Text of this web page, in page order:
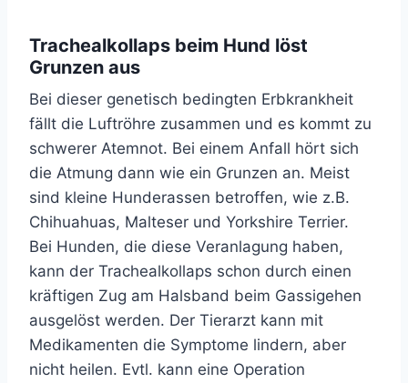
Trachealkollaps beim Hund löst
Grunzen aus
Bei dieser genetisch bedingten Erbkrankheit
fällt die Luftröhre zusammen und es kommt zu
schwerer Atemnot. Bei einem Anfall hört sich
die Atmung dann wie ein Grunzen an. Meist
sind kleine Hunderassen betroffen, wie z.B.
Chihuahuas, Malteser und Yorkshire Terrier.
Bei Hunden, die diese Veranlagung haben,
kann der Trachealkollaps schon durch einen
kräftigen Zug am Halsband beim Gassigehen
ausgelöst werden. Der Tierarzt kann mit
Medikamenten die Symptome lindern, aber
nicht heilen. Evtl. kann eine Operation